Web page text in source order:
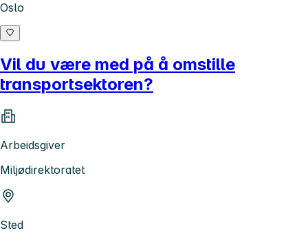
Oslo
Vil du være med på å omstille
transportsektoren?
Arbeidsgiver
Miljødirektoratet
Sted